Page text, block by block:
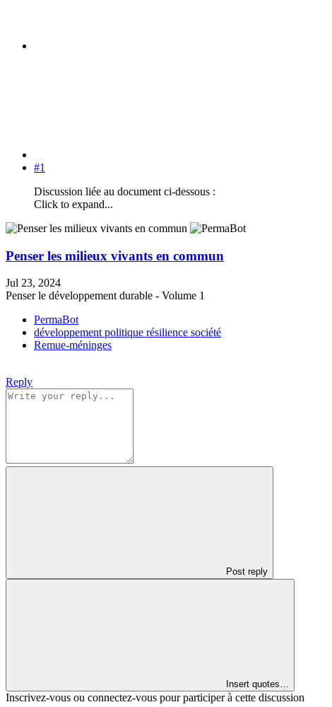
#1
Discussion liée au document ci-dessous :
Click to expand...
Penser les milieux vivants en commun
Jul 23, 2024
Penser le développement durable - Volume 1
PermaBot
développement politique résilience société
Remue-méninges
Reply
Post reply
Insert quotes…
Inscrivez-vous ou connectez-vous pour participer à cette discussion